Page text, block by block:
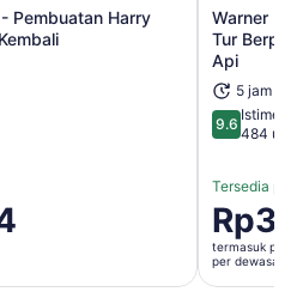
Pembuatan Harry
Buka di tab baru
Warner
Tur
Api
5 jam
9.69.6 dari 10
Istimewa
484
Tersedia
Harga
per
dewasa
termasuk pajak
per dewasa